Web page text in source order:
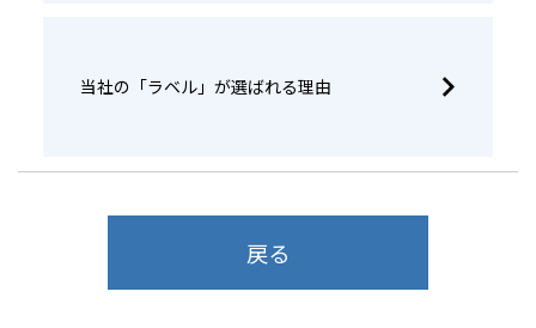
当社の「ラベル」が選ばれる理由
戻る